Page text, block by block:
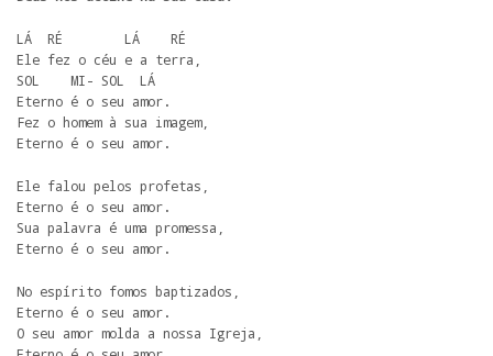
LÁ  RÉ        LÁ    RÉ
Ele fez o céu e a terra,
SOL    MI- SOL  LÁ
Eterno é o seu amor.
Fez o homem à sua imagem,
Eterno é o seu amor.
Ele falou pelos profetas,
Eterno é o seu amor.
Sua palavra é uma promessa,
Eterno é o seu amor.
No espírito fomos baptizados,
Eterno é o seu amor.
O seu amor molda a nossa Igreja,